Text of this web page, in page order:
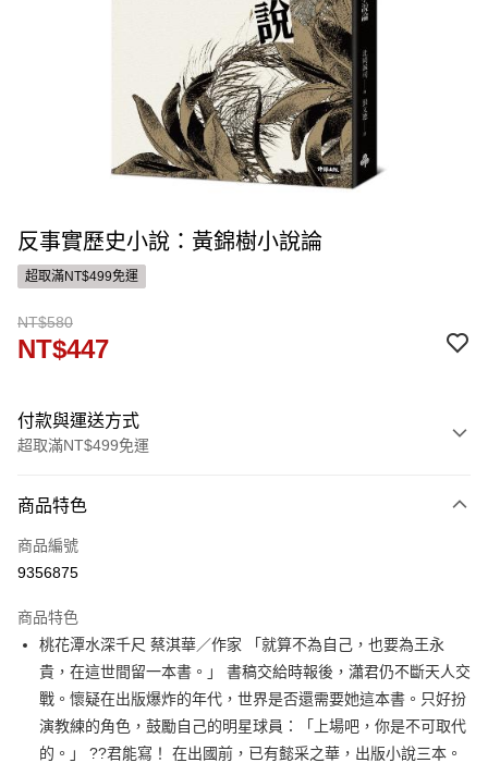
反事實歷史小說：黃錦樹小說論
超取滿NT$499免運
NT$580
NT$447
付款與運送方式
超取滿NT$499免運
信用卡一次付款
ATM付款
運送方式
付款後全家取貨
每筆NT$60，滿NT$499(含以上)免運費
付款後7-11取貨
每筆NT$60，滿NT$499(含以上)免運費
商品特色
商品編號
9356875
商品特色
桃花潭水深千尺 蔡淇華／作家 「就算不為自己，也要為王永
貴，在這世間留一本書。」 書稿交給時報後，瀟君仍不斷天人交
戰。懷疑在出版爆炸的年代，世界是否還需要她這本書。只好扮
演教練的角色，鼓勵自己的明星球員：「上場吧，你是不可取代
的。」 ??君能寫！ 在出國前，已有懿采之華，出版小說三本。